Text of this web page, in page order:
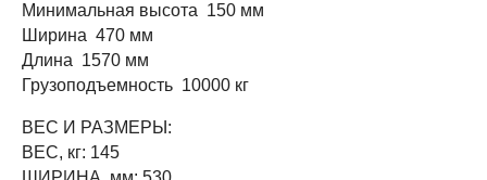
Минимальная высота 150 мм
Ширина 470 мм
Длина 1570 мм
Грузоподъемность 10000 кг
ВЕС И РАЗМЕРЫ:
ВЕС, кг: 145